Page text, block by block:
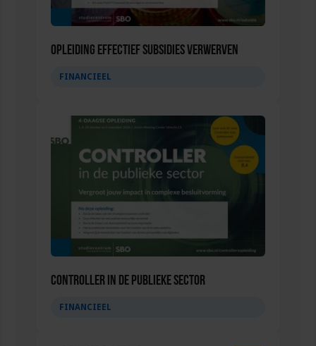
Opleiding Effectief subsidies verwerven
FINANCIEEL
Controller in de publieke sector
FINANCIEEL